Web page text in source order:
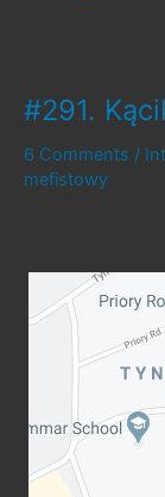
#291.
6 Comments /
mefistowy